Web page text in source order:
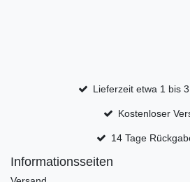
Lieferzeit etwa 1 bis
Kostenloser
14 Tage
Informationsseiten